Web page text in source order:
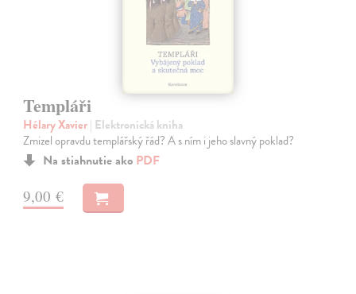
Templáři
Hélary Xavier| Elektronická kniha
Zmizel opravdu templářský řád? A s ním i jeho slavný poklad?
Na stiahnutie ako PDF
9,00 €